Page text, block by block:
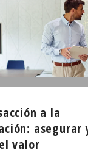
a la
asegurar
valor